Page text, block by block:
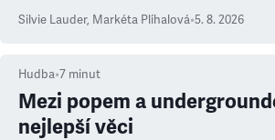
Silvie Lauder, Markéta Plíhalová•5. 8. 2026
Hudba•7 minut
Mezi popem a
nejlepší věci